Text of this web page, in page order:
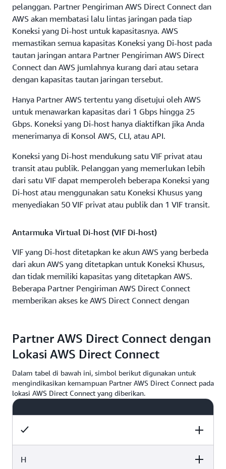
pelanggan. Partner Pengiriman AWS Direct Connect dan
AWS akan membatasi lalu lintas jaringan pada tiap
Koneksi yang Di-host untuk kapasitasnya. AWS
memastikan semua kapasitas Koneksi yang Di-host pada
tautan jaringan antara Partner Pengiriman AWS Direct
Connect dan AWS jumlahnya kurang dari atau setara
dengan kapasitas tautan jaringan tersebut.
Hanya Partner AWS tertentu yang disetujui oleh AWS
untuk menawarkan kapasitas dari 1 Gbps hingga 25
Gbps. Koneksi yang Di-host hanya diaktifkan jika Anda
menerimanya di Konsol AWS, CLI, atau API.
Koneksi yang Di-host mendukung satu VIF privat atau
transit atau publik. Pelanggan yang memerlukan lebih
dari satu VIF dapat memperoleh beberapa Koneksi yang
Di-host atau menggunakan satu Koneksi Khusus yang
menyediakan 50 VIF privat atau publik dan 1 VIF transit.
Antarmuka Virtual Di-host (VIF Di-host)
VIF yang Di-host ditetapkan ke akun AWS yang berbeda
dari akun AWS yang ditetapkan untuk Koneksi Khusus,
dan tidak memiliki kapasitas yang ditetapkan AWS.
Beberapa Partner Pengiriman AWS Direct Connect
memberikan akses ke AWS Direct Connect dengan
Konsol AWS, CLI, atau API. Partner Pengiriman AWS
Direct Connect menyediakan tiap VIF yang Di-host
melalui tautan jaringan antara Partner Pengiriman AWS
Direct Connect dan AWS yang dibagikan oleh beberapa
pelanggan. Tiap VIF yang Di-host memiliki akses ke
semua kapasitas yang tersedia di tautan jaringan dengan
AWS tidak membatasi kapasitas lalu lintas jaringan pada
tiap VIF yang Di-host karena kemungkinan tautan
Partner AWS Direct Connect dengan
Lokasi AWS Direct Connect
Dalam tabel di bawah ini, simbol berikut digunakan untuk
mengindikasikan kemampuan Partner AWS Direct Connect pada
lokasi AWS Direct Connect yang diberikan.
H